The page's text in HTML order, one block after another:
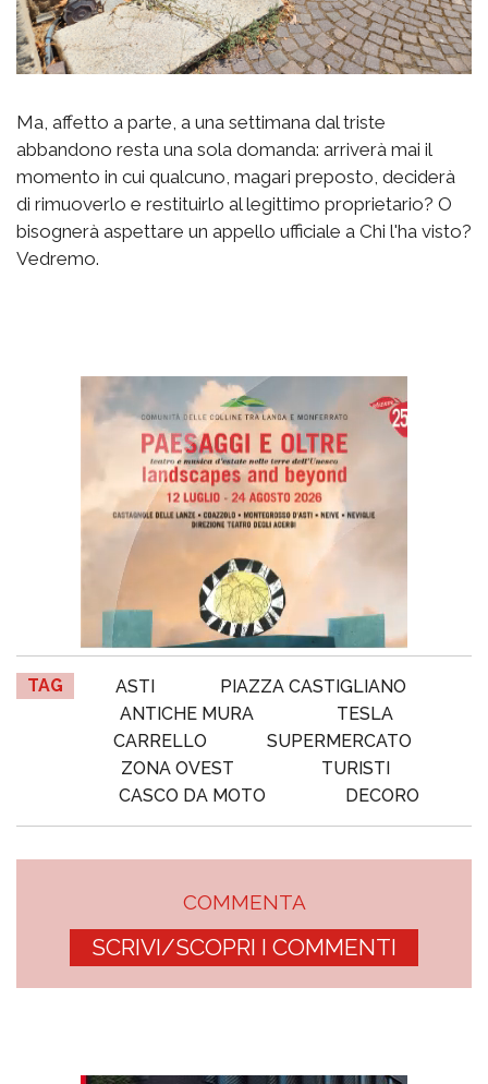
Ma, affetto a parte, a una settimana dal triste
abbandono resta una sola domanda: arriverà mai il
momento in cui qualcuno, magari preposto, deciderà
di rimuoverlo e restituirlo al legittimo proprietario? O
bisognerà aspettare un appello ufficiale a Chi l'ha visto?
Vedremo.
TAG ASTI
PIAZZA CASTIGLIANO
ANTICHE MURA
TESLA
CARRELLO
SUPERMERCATO
ZONA OVEST
TURISTI
CASCO DA MOTO
DECORO
COMMENTA
SCRIVI/SCOPRI I COMMENTI